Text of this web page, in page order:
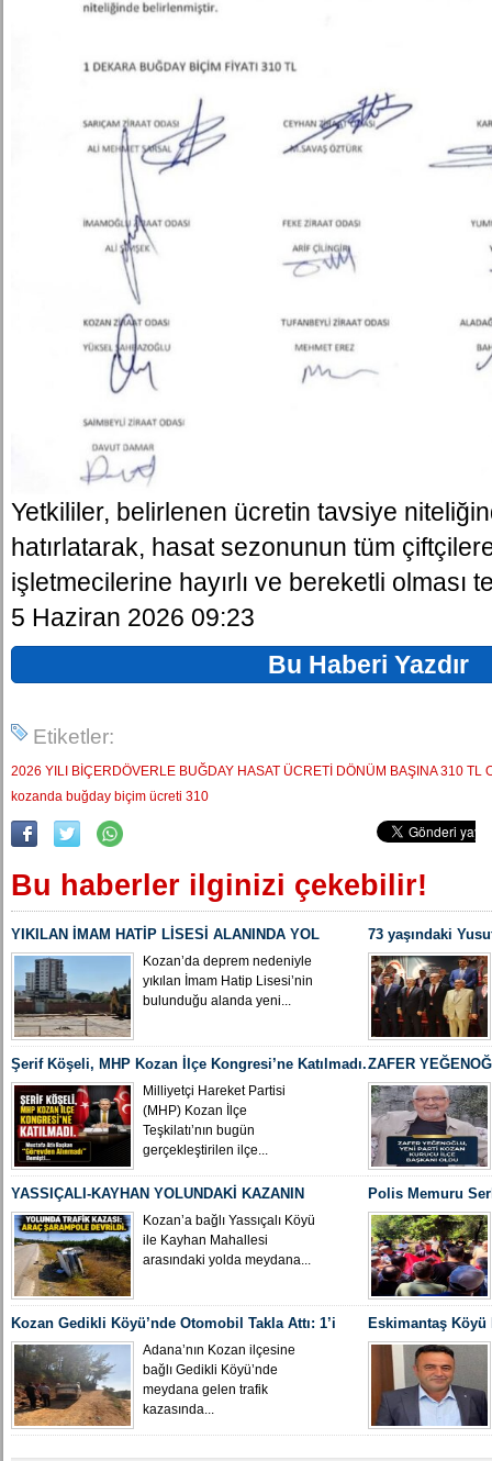
Yetkililer, belirlenen ücretin tavsiye
hatırlatarak, hasat sezonunun tüm
işletmecilerine hayırlı ve bereketli olması
5 Haziran 2026 09:23
Bu Haberi Yazdır
Etiketler:
2026 YILI BİÇERDÖVERLE BUĞDAY HASAT ÜCRETİ DÖNÜM BAŞINA 310 TL
kozanda buğday biçim ücreti 310
Bu haberler ilginizi çekebilir!
YIKILAN İMAM HATİP LİSESİ ALANINDA YOL
ÇALIŞMASI BAŞLADIKozan’da deprem nedeniyle
yıkılan İmam Hatip Lisesi’nin
bulunduğu alanda yeni...
73 yaşındaki
Yeniden MHP
Şerif Köşeli, MHP Kozan İlçe Kongresi’ne Katılmadı.
Milliyetçi Hareket Partisi
(MHP) Kozan İlçe
Teşkilatı’nın bugün
gerçekleştirilen ilçe...
ZAFER
İLÇE BAŞKANI
YASSIÇALI-KAYHAN YOLUNDAKİ KAZANIN
KAMERA GÖRÜNTÜLERİ ORTAYA ÇIKTI
Kozan’a bağlı Yassıçalı Köyü
ile Kayhan Mahallesi
arasındaki yolda meydana...
Polis Memuru
Uğurlandı
Kozan Gedikli Köyü’nde Otomobil Takla Attı: 1’i
Bebek 6 Kişi YaralandıAdana’nın Kozan ilçesine
bağlı Gedikli Köyü’nde
meydana gelen trafik
kazasında...
Eskimantaş Köyü
gördüğü